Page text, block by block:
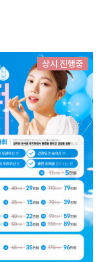
상시 진행중